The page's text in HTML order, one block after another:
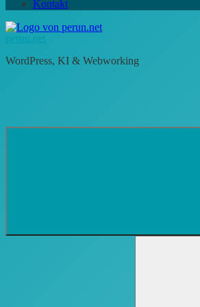
Kontakt
perun.net
WordPress, KI & Webworking
Suchformular